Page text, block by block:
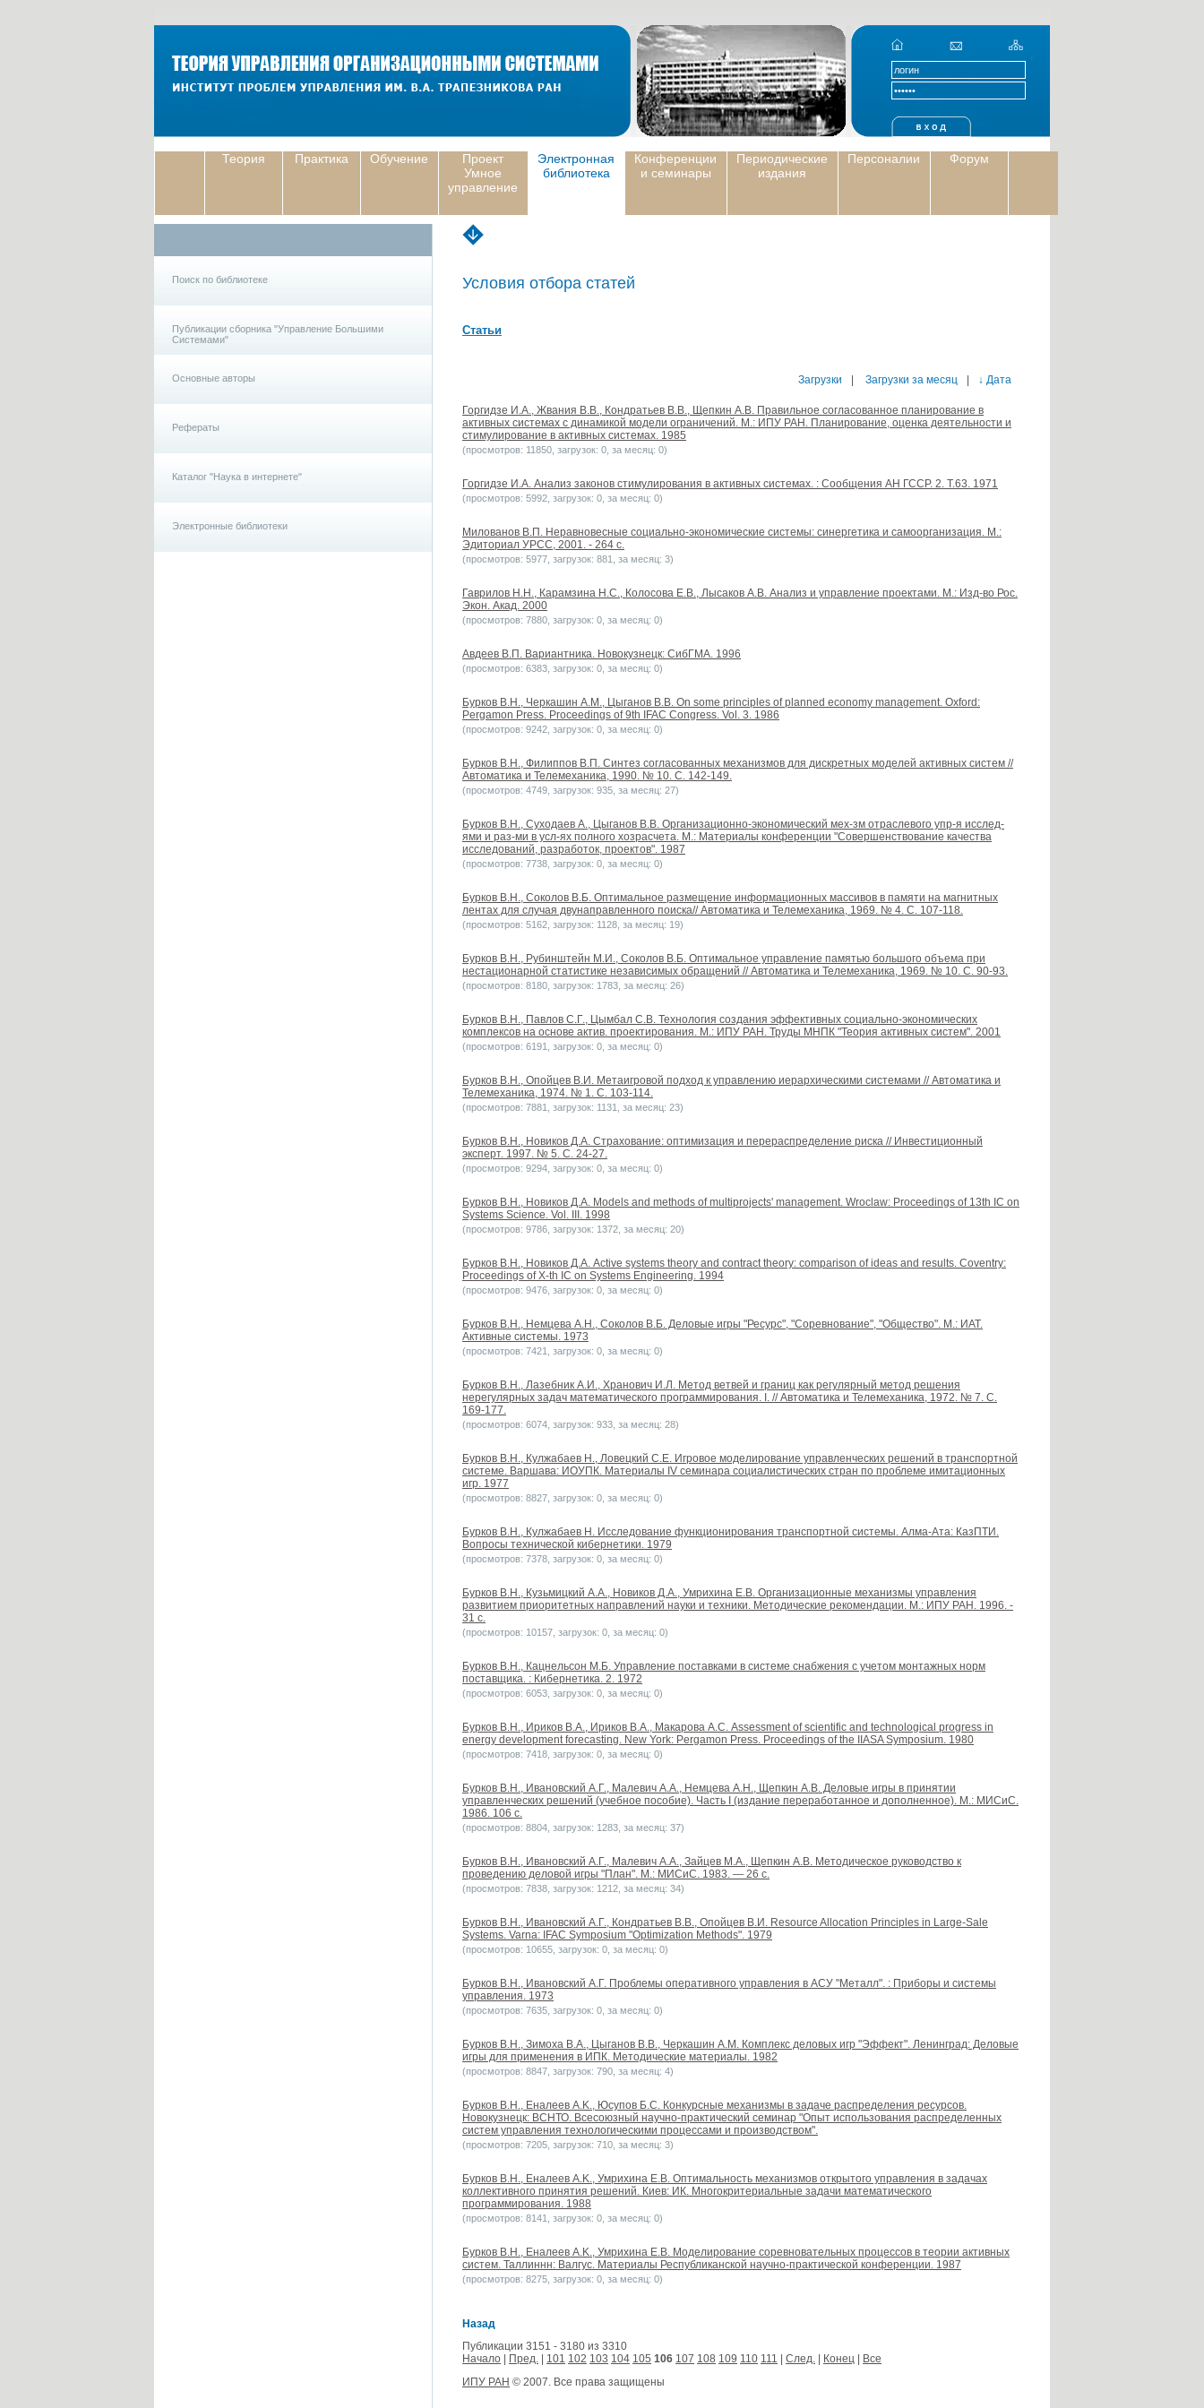
Теория Практика Обучение
Проект
Умное
управление
Электронная
библиотека
Конференции
и семинары
Периодические
издания
Персоналии Форум
Поиск по библиотеке
Публикации сборника "Управление Большими
Системами"
Основные авторы
Рефераты
Каталог "Наука в интернете"
Электронные библиотеки
Условия отбора статей
Статьи
Загрузки Загрузки за месяц ↓ Дата
Горгидзе И.A., Жвания В.B., Кондратьев В.B., Щепкин А.В. Правильное согласованное планирование в
активных системах с динамикой модели ограничений. М.: ИПУ РАН. Планирование, оценка деятельности и
стимулирование в активных системах. 1985
(просмотров: 11850, загрузок: 0, за месяц: 0)
Горгидзе И.A. Анализ законов стимулирования в активных системах. : Сообщения АН ГССР. 2. Т.63. 1971
(просмотров: 5992, загрузок: 0, за месяц: 0)
Милованов В.П. Неравновесные социально-экономические системы: синергетика и самоорганизация. М.:
Эдиториал УРСС, 2001. - 264 с.
(просмотров: 5977, загрузок: 881, за месяц: 3)
Гаврилов Н.Н., Карамзина Н.С., Колосова Е.В., Лысаков А.В. Анализ и управление проектами. М.: Изд-во Рос.
Экон. Акад. 2000
(просмотров: 7880, загрузок: 0, за месяц: 0)
Авдеев В.П. Вариантника. Новокузнецк: СибГМА. 1996
(просмотров: 6383, загрузок: 0, за месяц: 0)
Бурков B.H., Черкашин А.М., Цыганов В.В. On some principles of planned economy management. Oxford:
Pergamon Press. Proceedings of 9th IFAC Congress. Vol. 3. 1986
(просмотров: 9242, загрузок: 0, за месяц: 0)
Бурков B.H., Филиппов В.П. Синтез согласованных механизмов для дискретных моделей активных систем //
Автоматика и Телемеханика, 1990. № 10. С. 142-149.
(просмотров: 4749, загрузок: 935, за месяц: 27)
Бурков B.H., Суходаев А., Цыганов В.В. Организационно-экономический мех-зм отраслевого упр-я исслед-
ями и раз-ми в усл-ях полного хозрасчета. М.: Материалы конференции "Совершенствование качества
исследований, разработок, проектов". 1987
(просмотров: 7738, загрузок: 0, за месяц: 0)
Бурков B.H., Соколов В.Б. Оптимальное размещение информационных массивов в памяти на магнитных
лентах для случая двунаправленного поиска// Автоматика и Телемеханика, 1969. № 4. С. 107-118.
(просмотров: 5162, загрузок: 1128, за месяц: 19)
Бурков B.H., Рубинштейн М.И., Соколов В.Б. Оптимальное управление памятью большого объема при
нестационарной статистике независимых обращений // Автоматика и Телемеханика, 1969. № 10. С. 90-93.
(просмотров: 8180, загрузок: 1783, за месяц: 26)
Бурков B.H., Павлов С.Г., Цымбал С.В. Технология создания эффективных социально-экономических
комплексов на основе актив. проектирования. М.: ИПУ РАН. Труды МНПК "Теория активных систем". 2001
(просмотров: 6191, загрузок: 0, за месяц: 0)
Бурков B.H., Опойцев В.И. Метаигровой подход к управлению иерархическими системами // Автоматика и
Телемеханика, 1974. № 1. С. 103-114.
(просмотров: 7881, загрузок: 1131, за месяц: 23)
Бурков B.H., Новиков Д.А. Страхование: оптимизация и перераспределение риска // Инвестиционный
эксперт. 1997. № 5. С. 24-27.
(просмотров: 9294, загрузок: 0, за месяц: 0)
Бурков B.H., Новиков Д.А. Models and methods of multiprojects' management. Wroclaw: Proceedings of 13th IC on
Systems Science. Vol. III. 1998
(просмотров: 9786, загрузок: 1372, за месяц: 20)
Бурков B.H., Новиков Д.А. Active systems theory and contract theory: comparison of ideas and results. Coventry:
Proceedings of X-th IC on Systems Engineering. 1994
(просмотров: 9476, загрузок: 0, за месяц: 0)
Бурков B.H., Немцева А.Н., Соколов В.Б. Деловые игры "Ресурс", "Соревнование", "Общество". М.: ИАТ.
Активные системы. 1973
(просмотров: 7421, загрузок: 0, за месяц: 0)
Бурков B.H., Лазебник А.И., Хранович И.Л. Метод ветвей и границ как регулярный метод решения
нерегулярных задач математического программирования. I. // Автоматика и Телемеханика, 1972. № 7. С.
169-177.
(просмотров: 6074, загрузок: 933, за месяц: 28)
Бурков B.H., Кулжабаев Н., Ловецкий С.Е. Игровое моделирование управленческих решений в транспортной
системе. Варшава: ИОУПК. Материалы IV семинара социалистических стран по проблеме имитационных
игр. 1977
(просмотров: 8827, загрузок: 0, за месяц: 0)
Бурков B.H., Кулжабаев Н. Исследование функционирования транспортной системы. Алма-Ата: КазПТИ.
Вопросы технической кибернетики. 1979
(просмотров: 7378, загрузок: 0, за месяц: 0)
Бурков B.H., Кузьмицкий А.А., Новиков Д.А., Умрихина Е.В. Организационные механизмы управления
развитием приоритетных направлений науки и техники. Методические рекомендации. М.: ИПУ РАН. 1996. -
31 с.
(просмотров: 10157, загрузок: 0, за месяц: 0)
Бурков B.H., Кацнельсон М.Б. Управление поставками в системе снабжения с учетом монтажных норм
поставщика. : Кибернетика. 2. 1972
(просмотров: 6053, загрузок: 0, за месяц: 0)
Бурков B.H., Ириков В.А., Ириков В.А., Макарова А.С. Assessment of scientific and technological progress in
energy development forecasting. New York: Pergamon Press. Proceedings of the IIASA Symposium. 1980
(просмотров: 7418, загрузок: 0, за месяц: 0)
Бурков B.H., Ивановский А.Г., Малевич А.А., Немцева А.Н., Щепкин А.В. Деловые игры в принятии
управленческих решений (учебное пособие). Часть I (издание переработанное и дополненное). М.: МИСиС.
1986. 106 с.
(просмотров: 8804, загрузок: 1283, за месяц: 37)
Бурков B.H., Ивановский А.Г., Малевич А.А., Зайцев М.А., Щепкин А.В. Методическое руководство к
проведению деловой игры "План". М.: МИСиС. 1983. — 26 с.
(просмотров: 7838, загрузок: 1212, за месяц: 34)
Бурков B.H., Ивановский А.Г., Кондратьев В.В., Опойцев В.И. Resource Allocation Principles in Large-Sale
Systems. Varna: IFAC Symposium "Optimization Methods". 1979
(просмотров: 10655, загрузок: 0, за месяц: 0)
Бурков B.H., Ивановский А.Г. Проблемы оперативного управления в АСУ "Металл". : Приборы и системы
управления. 1973
(просмотров: 7635, загрузок: 0, за месяц: 0)
Бурков B.H., Зимоха В.А., Цыганов В.В., Черкашин А.М. Комплекс деловых игр "Эффект". Ленинград: Деловые
игры для применения в ИПК. Методические материалы. 1982
(просмотров: 8847, загрузок: 790, за месяц: 4)
Бурков B.H., Еналеев A.K., Юсупов Б.С. Конкурсные механизмы в задаче распределения ресурсов.
Новокузнецк: ВСНТО. Всесоюзный научно-практический семинар "Опыт использования распределенных
систем управления технологическими процессами и производством".
(просмотров: 7205, загрузок: 710, за месяц: 3)
Бурков B.H., Еналеев A.K., Умрихина Е.В. Оптимальность механизмов открытого управления в задачах
коллективного принятия решений. Киев: ИК. Многокритериальные задачи математического
программирования. 1988
(просмотров: 8141, загрузок: 0, за месяц: 0)
Бурков B.H., Еналеев A.K., Умрихина Е.В. Моделирование соревновательных процессов в теории активных
систем. Таллиннн: Валгус. Материалы Республиканской научно-практической конференции. 1987
(просмотров: 8275, загрузок: 0, за месяц: 0)
Назад
Публикации 3151 - 3180 из 3310
Начало
Пред. 101 102 103 104 105 106 107 108 109 110 111 След. Конец
Все
ИПУ РАН © 2007. Все права защищены